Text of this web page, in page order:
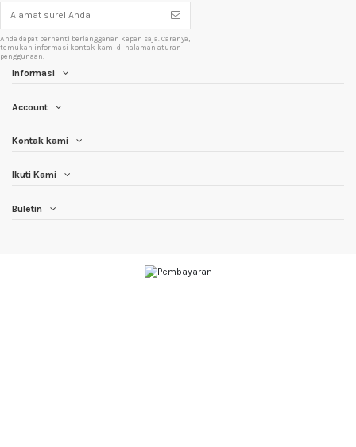
Anda dapat berhenti berlangganan kapan saja. Caranya,
temukan informasi kontak kami di halaman aturan
penggunaan.
Informasi
Account
Kontak kami
Ikuti Kami
Buletin